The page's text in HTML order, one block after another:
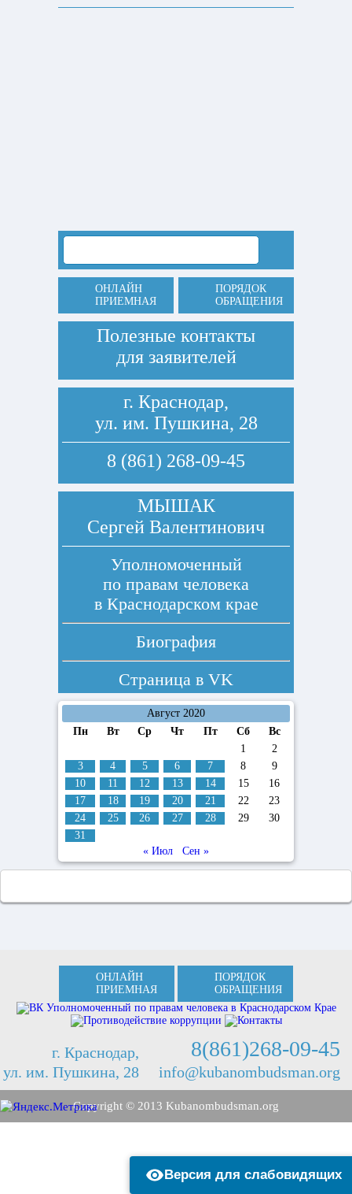
ОНЛАЙН
ПРИЕМНАЯ
ПОРЯДОК
ОБРАЩЕНИЯ
Полезные контакты
для заявителей
г. Краснодар,
ул. им. Пушкина, 28
8 (861) 268-09-45
МЫШАК
Сергей Валентинович
Уполномоченный
по правам человека
в Краснодарском крае
Биография
Страница в VK
Август 2020
Пн
Вт Ср Чт Пт Сб
Вс
1
2
3
4 5 6 7 8
9
10
11 12 13 14 15
16
17
18 19 20 21 22
23
24
25 26 27 28 29
30
31
« Июл
Сен »
ОНЛАЙН
ПРИЕМНАЯ
ПОРЯДОК
ОБРАЩЕНИЯ
г. Краснодар,
ул. им. Пушкина, 28
8(861)268-09-45
info@kubanombudsman.org
Copyright © 2013 Kubanombudsman.org
Версия для слабовидящих